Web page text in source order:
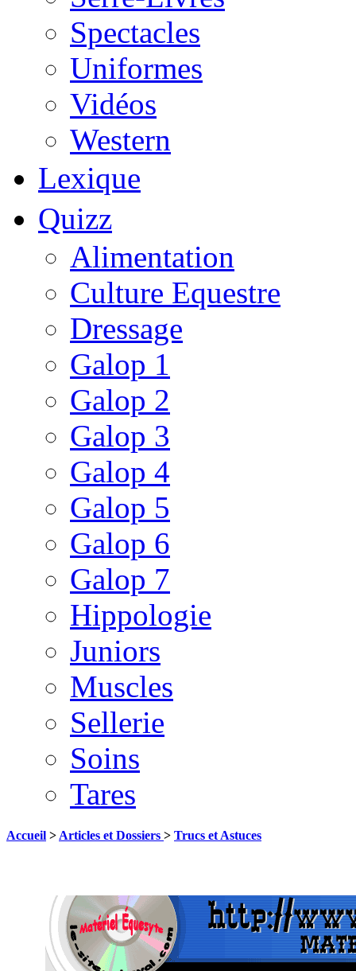
Spectacles
Uniformes
Vidéos
Western
Lexique
Quizz
Alimentation
Culture Equestre
Dressage
Galop 1
Galop 2
Galop 3
Galop 4
Galop 5
Galop 6
Galop 7
Hippologie
Juniors
Muscles
Sellerie
Soins
Tares
Accueil > Articles et Dossiers > Trucs et Astuces